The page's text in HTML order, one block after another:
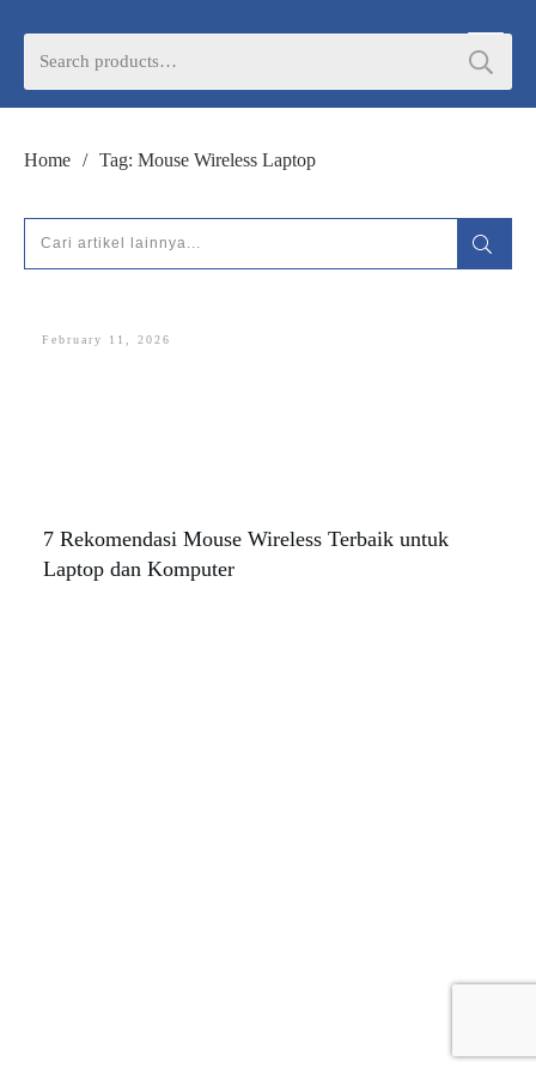
Home / Tag: Mouse Wireless Laptop
February 11, 2026
7 Rekomendasi Mouse Wireless Terbaik untuk
Laptop dan Komputer
DORAN CORPORATE
Informasi lebih lanjut seputar
unit
HUBUNGI ADMIN